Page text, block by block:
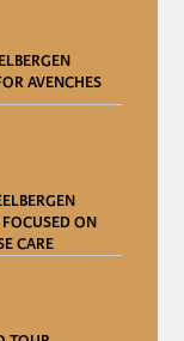
AVENCHES
ON
CARE